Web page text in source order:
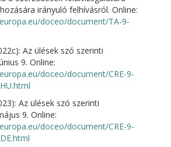
irányuló felhívásról. Online:
doceo/document/TA-9-
Az ülések szó szerinti
9. Online:
doceo/document/CRE-9-
Az ülések szó szerinti
9. Online:
doceo/document/CRE-9-